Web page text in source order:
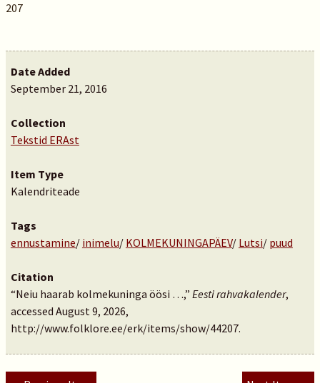
207
Date Added
September 21, 2016
Collection
Tekstid ERAst
Item Type
Kalendriteade
Tags
ennustamine/ inimelu/ KOLMEKUNINGAPÄEV/ Lutsi/ puud
Citation
“Neiu haarab kolmekuninga öösi …,” Eesti rahvakalender,
accessed August 9, 2026,
http://www.folklore.ee/erk/items/show/44207.